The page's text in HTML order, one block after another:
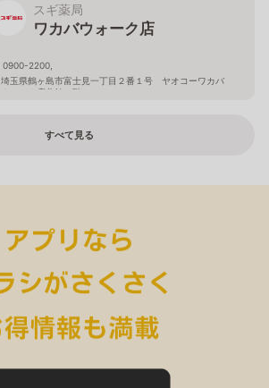
スギ薬局
ワカバウォーク店
0900-2200,
埼玉県鶴ヶ島市富士見一丁目２番１号 ヤオコーワカバ
ウォーク店北館１階
すべて見る